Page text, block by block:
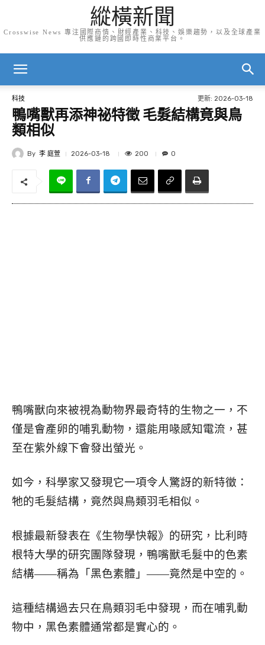
縱橫新聞
Crosswise News 專注國際商情、財經產業、科技、娛樂趨勢，以及全球產業
供應鏈的跨國即時性商業平台。
科技 更新: 2026-03-18
鴨嘴獸再添神祕特徵 毛髮結構竟與鳥
類相似
By 李 庭萱 2026-03-18 200 0
鴨嘴獸向來被視為動物界最奇特的生物之一，不
僅是會產卵的哺乳動物，還能用喙感知電流，甚
至在紫外線下會發出螢光。
如今，科學家又發現它一項令人驚訝的新特徵：
牠的毛髮結構，竟然與鳥類羽毛相似。
根據最新發表在《生物學快報》的研究，比利時
根特大學的研究團隊發現，鴨嘴獸毛髮中的色素
結構——稱為「黑色素體」——竟然是中空的。
這種結構過去只在鳥類羽毛中發現，而在哺乳動
物中，黑色素體通常都是實心的。